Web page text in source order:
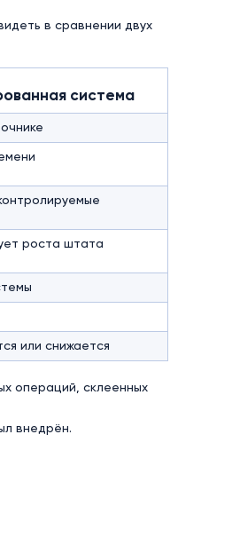
в сравнении двух
система
роста штата
или снижается
операций, склеенных
внедрён.